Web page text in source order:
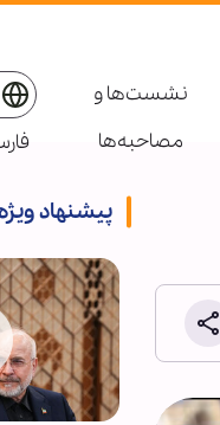
نشست‌ها و
مصاحبه‌ها
پیشنهاد ویژه